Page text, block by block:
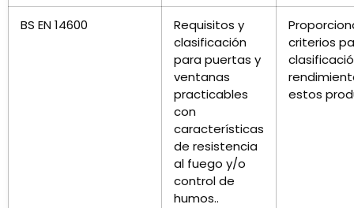
BS EN 14600
Requisitos y
clasificación
para puertas y
ventanas
practicables
con
características
de resistencia
al fuego y/o
control de
humos..
criterios
estos